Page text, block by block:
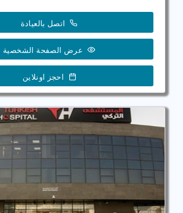
اتصل بالعيادة
عرض الصفحة الشخصية
احجز اونلاين